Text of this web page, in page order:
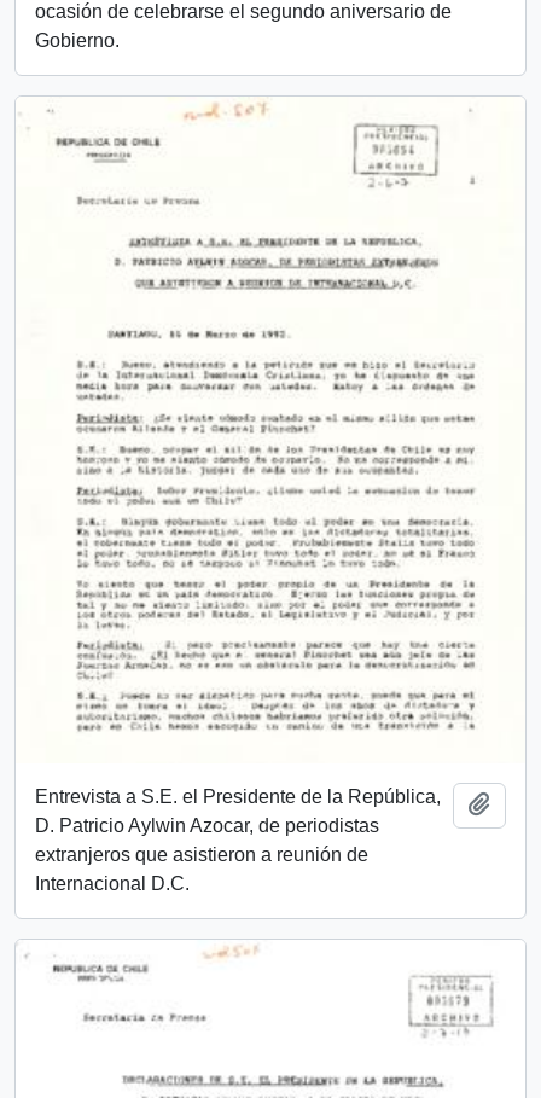
ocasión de celebrarse el segundo aniversario de
Gobierno.
Entrevista a S.E. el Presidente de la República,
D. Patricio Aylwin Azocar, de periodistas
extranjeros que asistieron a reunión de
Internacional D.C.